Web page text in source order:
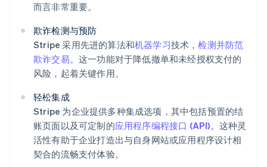
而言非常重要。
欺诈检测与预防
Stripe 采用先进的算法和机器学习技术，检测并防范
欺诈交易。这一功能对于降低撤单和未经授权支付的
风险，起着关键作用。
轻松集成
Stripe 为企业提供多种集成选项，其中包括预置的结
账页面以及可定制的应用程序编程接口 (API)。这种灵
活性有助于企业打造出与自身网站或应用程序设计相
契合的流畅支付体验。
阿联酋
English
爱尔兰